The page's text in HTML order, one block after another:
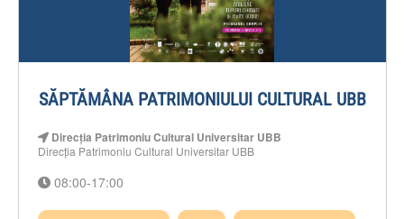
SĂPTĂMÂNA PATRIMONIULUI CULTURAL UBB
Direcția Patrimoniu Cultural Universitar UBB
Direcția Patrimoniu Cultural Universitar UBB
08:00-17:00